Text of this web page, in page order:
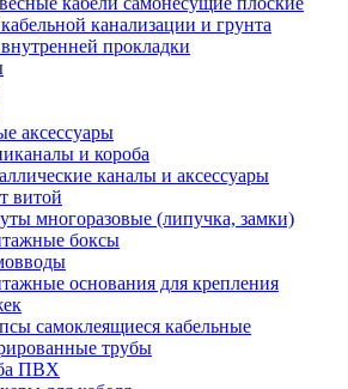
канализации и грунта
прокладки
аксессуары
и короба
каналы и аксессуары
витой
многоразовые (липучка, замки)
боксы
основания для крепления
самоклеящиеся кабельные
трубы
ПВХ